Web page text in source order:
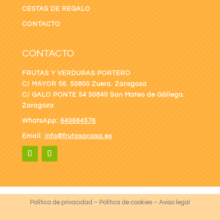
CESTAS DE REGALO
CONTACTO
CONTACTO
FRUTAS Y VERDURAS PORTERO
C/ MAYOR 56. 50800 Zuera. Zaragoza
C/ GALO PONTE 54 50840 San Mateo de Gállego.
Zaragoza
WhatsApp: 640664576
Email: info@frutasacasa.es
Política de privacidad – Política de cookies– Aviso legal